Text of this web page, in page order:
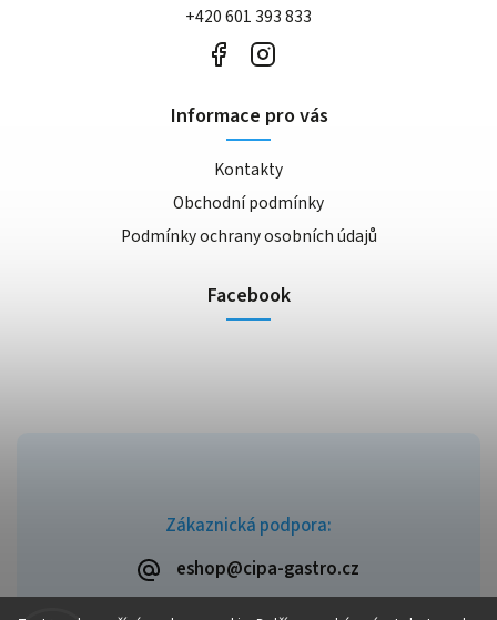
Zákaznická podpora:
eshop@cipa-gastro.cz
+420 601 393 833
Informace pro vás
Kontakty
Obchodní podmínky
Podmínky ochrany osobních údajů
Facebook